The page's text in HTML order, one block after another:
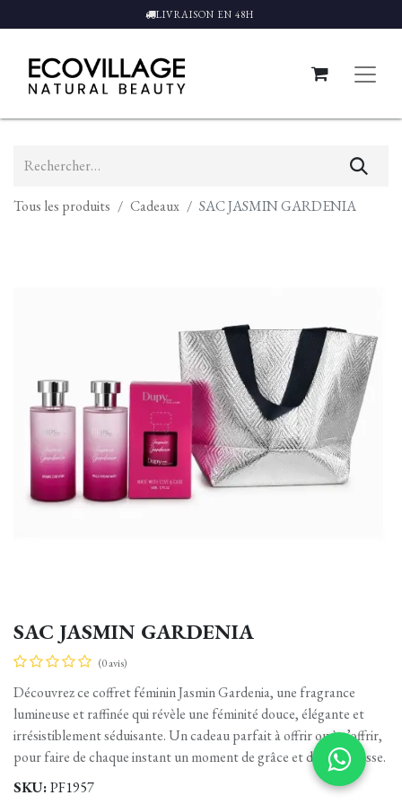
LIVRAISON EN 48H
Tous les produits Cadeaux SAC JASMIN GARDENIA
SAC JASMIN GARDENIA
(0 avis)
Découvrez ce coffret féminin Jasmin Gardenia, une fragrance
lumineuse et raffinée qui révèle une féminité douce, élégante et
irrésistiblement séduisante. Un cadeau parfait à offrir ou à s’offrir,
pour faire de chaque instant un moment de grâce et de délicatesse.
SKU:PF1957